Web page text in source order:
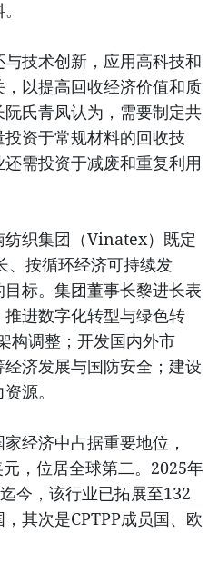
技术创新，应用高科技和
以提高回收经济价值和质
氏青凤认为，需要制定共
资于常规材料的回收技
需投资于减废和重复利用
织集团（Vinatex）既定
、按循环经济可持续发
标。集团董事长黎进长表
进数字化转型与绿色转
构调整；开发国内外市
济发展与国防安全；建设
源。
经济中占据重要地位，
，位居全球第二。2025年
今，该行业已拓展至132
其次是CPTPP成员国、欧